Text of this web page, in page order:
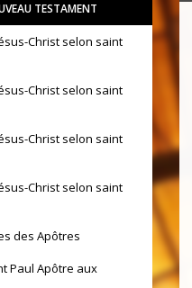
TESTAMENT
Christ selon saint
Christ selon saint
Christ selon saint
Christ selon saint
des Apôtres
Paul Apôtre aux